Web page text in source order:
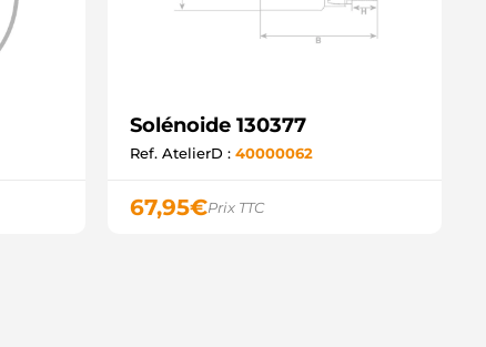
Solénoide 130377
Ref. AtelierD : 40000062
67,95€Prix TTC